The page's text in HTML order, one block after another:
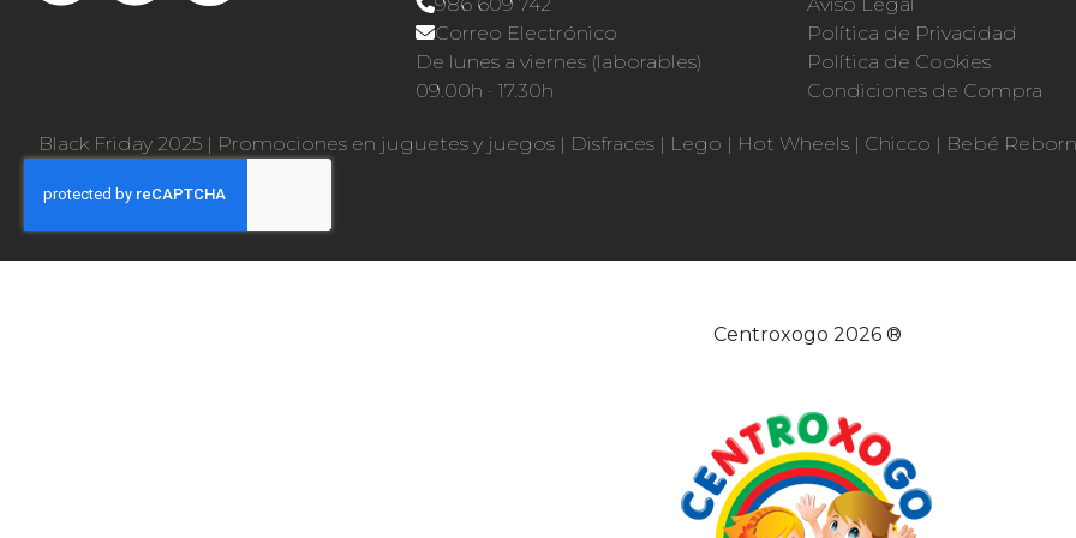
Correo Electrónico
De lunes a viernes (laborables)
09.00h · 17.30h
Política de Privacidad
Política de Cookies
Condiciones de Compra
Black Friday 2025 | Promociones en juguetes y juegos | Disfraces | Lego | Hot Wheels | Chicco | Bebé Reborn
Centroxogo 2026 ®